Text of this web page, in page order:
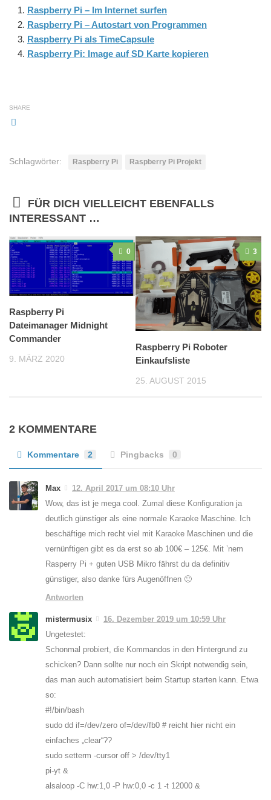
Raspberry Pi – Im Internet surfen
Raspberry Pi – Autostart von Programmen
Raspberry Pi als TimeCapsule
Raspberry Pi: Image auf SD Karte kopieren
SHARE
Schlagwörter: Raspberry Pi Raspberry Pi Projekt
FÜR DICH VIELLEICHT EBENFALLS
INTERESSANT …
0
Raspberry Pi
Dateimanager Midnight
Commander
9. MÄRZ 2020
3
Raspberry Pi Roboter
Einkaufsliste
25. AUGUST 2015
2 KOMMENTARE
Kommentare 2 Pingbacks 0
Max
12. April 2017 um 08:10 Uhr
Wow, das ist je mega cool. Zumal diese Konfiguration ja
deutlich günstiger als eine normale Karaoke Maschine. Ich
beschäftige mich recht viel mit Karaoke Maschinen und die
vernünftigen gibt es da erst so ab 100€ – 125€. Mit ’nem
Rasperry Pi + guten USB Mikro fährst du da definitiv
günstiger, also danke fürs Augenöffnen 🙂
Antworten
mistermusix
16. Dezember 2019 um 10:59 Uhr
Ungetestet:
Schonmal probiert, die Kommandos in den Hintergrund zu
schicken? Dann sollte nur noch ein Skript notwendig sein,
das man auch automatisiert beim Startup starten kann. Etwa
so:
#!/bin/bash
sudo dd if=/dev/zero of=/dev/fb0 # reicht hier nicht ein
einfaches „clear“??
sudo setterm -cursor off > /dev/tty1
pi-yt &
alsaloop -C hw:1,0 -P hw:0,0 -c 1 -t 12000 &